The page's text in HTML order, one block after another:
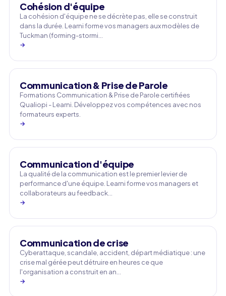
Cohésion d'équipe
La cohésion d'équipe ne se décrète pas, elle se construit
dans la durée. Learni forme vos managers aux modèles de
Tuckman (forming-stormi…
→
Communication & Prise de Parole
Formations Communication & Prise de Parole certifiées
Qualiopi - Learni. Développez vos compétences avec nos
formateurs experts.
→
Communication d'équipe
La qualité de la communication est le premier levier de
performance d'une équipe. Learni forme vos managers et
collaborateurs au feedback…
→
Communication de crise
Cyberattaque, scandale, accident, départ médiatique : une
crise mal gérée peut détruire en heures ce que
l'organisation a construit en an…
→